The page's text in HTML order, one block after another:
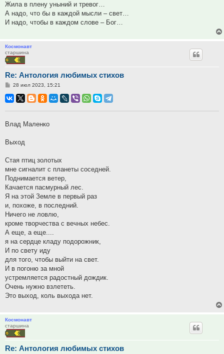
Жила в плену уныний и тревог…
А надо, что бы в каждой мысли – свет…
И надо, чтобы в каждом слове – Бог…
Космонавт
старшина
Re: Антология любимых стихов
Сообщение
28 июл 2023, 15:21
Влад Маленко
Выход
Стая птиц золотых
мне сигналит с планеты соседней.
Поднимается ветер,
Качается пасмурный лес.
Я на этой Земле в первый раз
и, похоже, в последний.
Ничего не ловлю,
кроме творчества с вечных небес.
А еще, а еще....
я на сердце кладу подорожник,
И по свету иду
для того, чтобы выйти на свет.
И в погоню за мной
устремляется радостный дождик.
Очень нужно взлететь.
Это выход, коль выхода нет.
Космонавт
старшина
Re: Антология любимых стихов